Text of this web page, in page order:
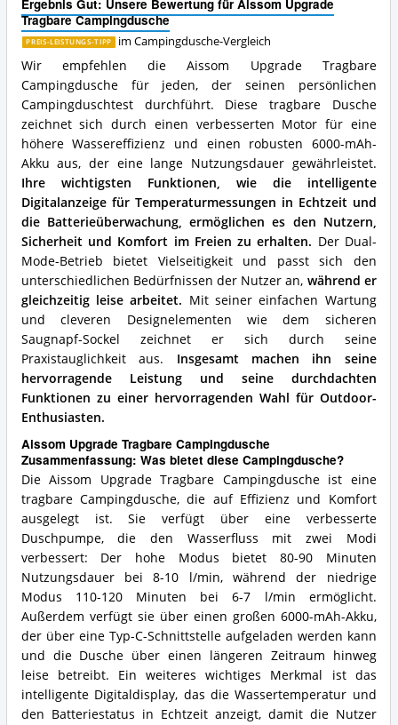
Ergebnis Gut: Unsere Bewertung für Aissom Upgrade
Tragbare Campingdusche
PREIS-LEISTUNGS-TIPP im Campingdusche-Vergleich
Wir empfehlen die Aissom Upgrade Tragbare
Campingdusche für jeden, der seinen persönlichen
Campingduschtest durchführt. Diese tragbare Dusche
zeichnet sich durch einen verbesserten Motor für eine
höhere Wassereffizienz und einen robusten 6000-mAh-
Akku aus, der eine lange Nutzungsdauer gewährleistet.
Ihre wichtigsten Funktionen, wie die intelligente
Digitalanzeige für Temperaturmessungen in Echtzeit und
die Batterieüberwachung, ermöglichen es den Nutzern,
Sicherheit und Komfort im Freien zu erhalten. Der Dual-
Mode-Betrieb bietet Vielseitigkeit und passt sich den
unterschiedlichen Bedürfnissen der Nutzer an, während er
gleichzeitig leise arbeitet. Mit seiner einfachen Wartung
und cleveren Designelementen wie dem sicheren
Saugnapf-Sockel zeichnet er sich durch seine
Praxistauglichkeit aus. Insgesamt machen ihn seine
hervorragende Leistung und seine durchdachten
Funktionen zu einer hervorragenden Wahl für Outdoor-
Enthusiasten.
Aissom Upgrade Tragbare Campingdusche
Zusammenfassung: Was bietet diese Campingdusche?
Die Aissom Upgrade Tragbare Campingdusche ist eine
tragbare Campingdusche, die auf Effizienz und Komfort
ausgelegt ist. Sie verfügt über eine verbesserte
Duschpumpe, die den Wasserfluss mit zwei Modi
verbessert: Der hohe Modus bietet 80-90 Minuten
Nutzungsdauer bei 8-10 l/min, während der niedrige
Modus 110-120 Minuten bei 6-7 l/min ermöglicht.
Außerdem verfügt sie über einen großen 6000-mAh-Akku,
der über eine Typ-C-Schnittstelle aufgeladen werden kann
und die Dusche über einen längeren Zeitraum hinweg
leise betreibt. Ein weiteres wichtiges Merkmal ist das
intelligente Digitaldisplay, das die Wassertemperatur und
den Batteriestatus in Echtzeit anzeigt, damit die Nutzer
Was
spricht
für
diese
Campingdusche?